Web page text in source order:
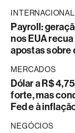
INTERNACIONAL
Payroll:
nos EUA
apostas sobre
MERCADOS
Dólar a R$
forte, mas
Fed e à
NEGÓCIOS